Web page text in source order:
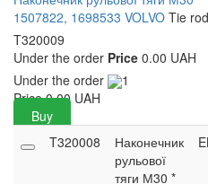
1507822, 1698533 VOLVO Tie
T320009
Under the order Price 0.00 UAH
Under the order
1
Price 0.00 UAH
Buy
T320008
Наконечник
рульової
тяги М30 *